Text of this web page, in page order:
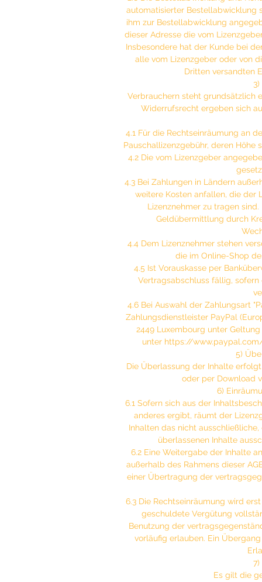
automatisierter Bestellabwicklung
ihm zur Bestellabwicklung
dieser Adresse die vom
Insbesondere hat der Kunde bei
alle vom Lizenzgeber oder von
Dritten versandten
Verbrauchern steht grundsätzlich
Widerrufsrecht ergeben sich
4.1 Für die Rechtseinräumung an
Pauschallizenzgebühr, deren
4.2 Die vom Lizenzgeber
4.3 Bei Zahlungen in Ländern
weitere Kosten anfallen, die der
Lizenznehmer zu tragen
Geldübermittlung durch
4.4 Dem Lizenznehmer stehen
die im Online-Shop
4.5 Ist Vorauskasse per
Vertragsabschluss fällig,
4.6 Bei Auswahl der Zahlungsart
Zahlungsdienstleister PayPal
2449 Luxembourg unter
unter https://
5)
Die Überlassung der Inhalte
oder per Download
6)
6.1 Sofern sich aus der
anderes ergibt, räumt der
Inhalten das nicht
überlassenen Inhalte
6.2 Eine Weitergabe der Inhalte
außerhalb des Rahmens dieser
einer Übertragung der
6.3 Die Rechtseinräumung wird
geschuldete Vergütung
Benutzung der
vorläufig erlauben. Ein
Es gilt die